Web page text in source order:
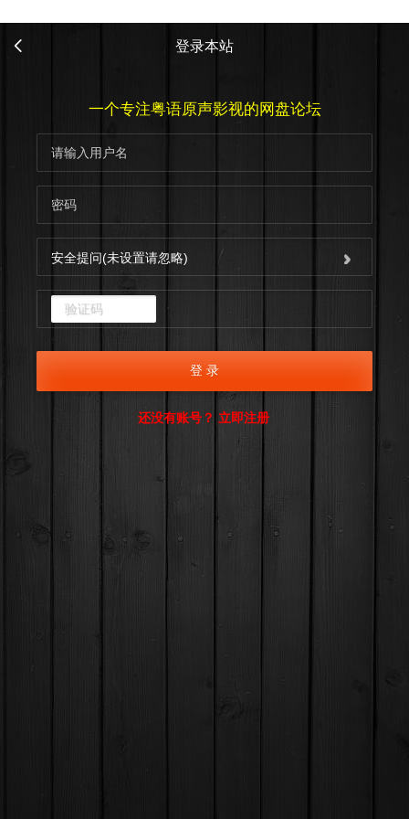
登录本站
一个专注粤语原声影视的网盘论坛
安全提问(未设置请忽略)
登 录
还没有账号？ 立即注册